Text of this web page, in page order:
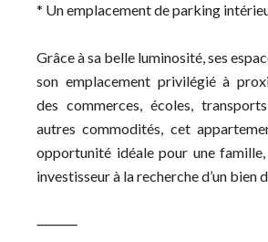
* Un emplacement de parking
Grâce à sa belle luminosité, ses
son emplacement privilégié à
des commerces, écoles,
autres commodités, cet
opportunité idéale pour une
investisseur à la recherche d’un bien
⸻